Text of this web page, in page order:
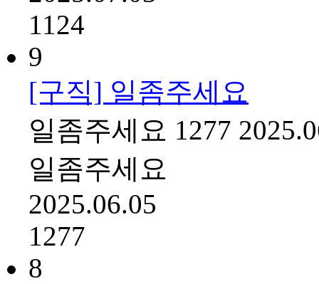
1124
9
[구직] 일좀주세요
일좀주세요 1277
일좀주세요
2025.06.05
1277
8